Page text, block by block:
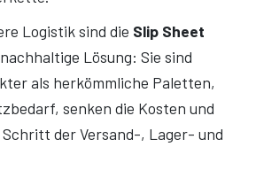
Logistik sind die Slip Sheet
Lösung: Sie sind
als herkömmliche Paletten,
senken die Kosten und
der Versand-, Lager- und